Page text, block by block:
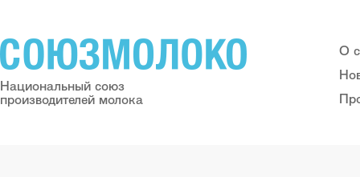
Национальный союз
производителей молока
О